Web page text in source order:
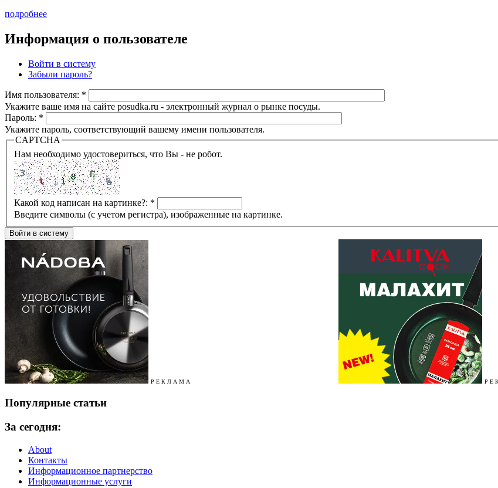
подробнее
Информация о пользователе
Войти в систему
Забыли пароль?
Имя пользователя: *
Укажите ваше имя на сайте posudka.ru - электронный журнал о рынке посуды.
Пароль: *
Укажите пароль, соответствующий вашему имени пользователя.
CAPTCHA
Нам необходимо удостовериться, что Вы - не робот.
Какой код написан на картинке?: *
Введите символы (с учетом регистра), изображенные на картинке.
Р Е К Л А М А Р Е
Популярные статьи
За сегодня:
About
Контакты
Информационное партнерство
Информационные услуги